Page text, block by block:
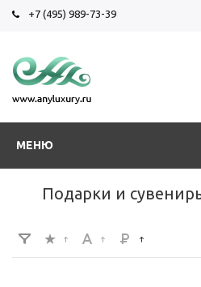
+7 (495) 989-73-39
МЕНЮ
Подарки и